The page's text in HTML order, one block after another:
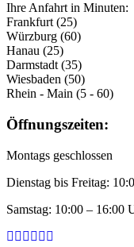
Ihre Anfahrt in Minuten:
Frankfurt (25)
Würzburg (60)
Hanau (25)
Darmstadt (35)
Wiesbaden (50)
Rhein - Main (5 - 60)
Öffnungszeiten:
Montags geschlossen
Dienstag bis Freitag:
Samstag: 10:00 – 16:00